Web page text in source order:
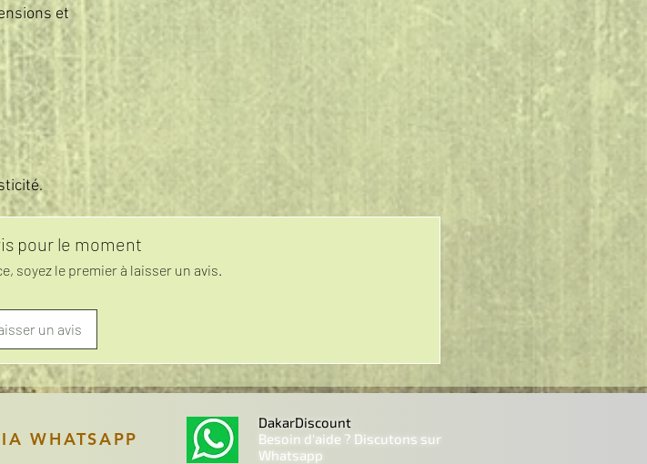
et
pour le moment
soyez le premier à laisser un avis.
un avis
WHATSAPP
DakarDiscount
Besoin d'aide ? Discutons sur
Whatsapp